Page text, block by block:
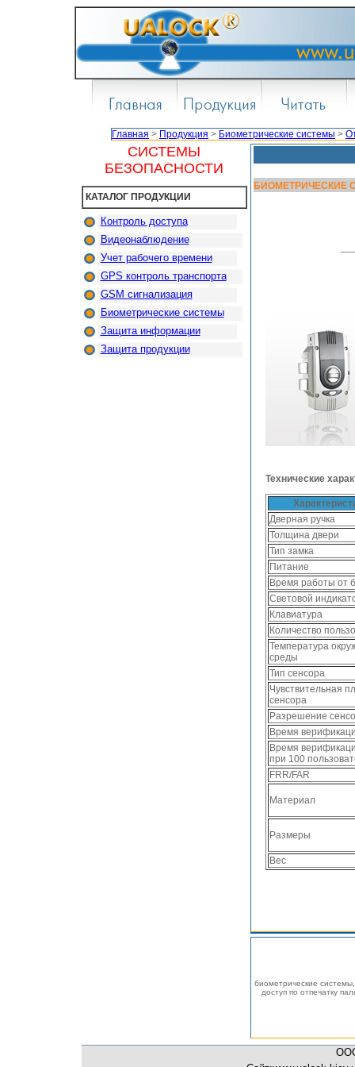
Главная > Продукция > Биометрические системы >
СИСТЕМЫ
БЕЗОПАСНОСТИ
КАТАЛОГ ПРОДУКЦИИ
Контроль доступа
Видеонаблюдение
Учет рабочего времени
GPS контроль транспорта
GSM сигнализация
Биометрические системы
Защита информации
Защита продукции
БИОМЕТРИЧЕСКИЕ
Технические
Дверная ручка
Толщина двери
Тип замка
Питание
Время работы от
Световой
Клавиатура
Количество
Температура
среды
Тип сенсора
Чувствительная
сенсора
Разрешение
Время
Время
при 100
FRR/FAR
Материал
Размеры
Вес
биометрические
доступ по отпечатку